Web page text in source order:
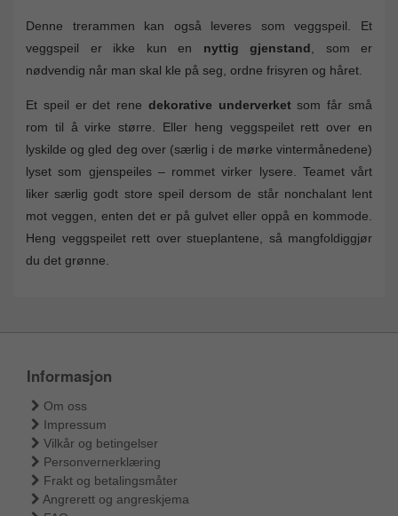
Denne trerammen kan også leveres som veggspeil. Et
veggspeil er ikke kun en nyttig gjenstand, som er
nødvendig når man skal kle på seg, ordne frisyren og håret.
Et speil er det rene dekorative underverketsom får små
rom til å virke større. Eller heng veggspeilet rett over en
lyskilde og gled deg over (særlig i de mørke vintermånedene)
lyset som gjenspeiles – rommet virker lysere. Teamet vårt
liker særlig godt store speil dersom de står nonchalant lent
mot veggen, enten det er på gulvet eller oppå en kommode.
Heng veggspeilet rett over stueplantene, så mangfoldiggjør
du det grønne.
Informasjon
Om oss
Impressum
Vilkår og betingelser
Personvernerklæring
Frakt og betalingsmåter
Angrerett og angreskjema